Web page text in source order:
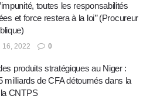
toutes les responsabilités
et force restera à la loi’’ (Procureur
16, 2022 0
produits stratégiques au Niger :
milliards de CFA détournés dans la
CNTPS